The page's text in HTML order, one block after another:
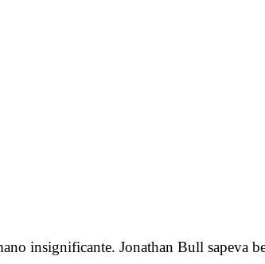
insignificante. Jonathan Bull sapeva